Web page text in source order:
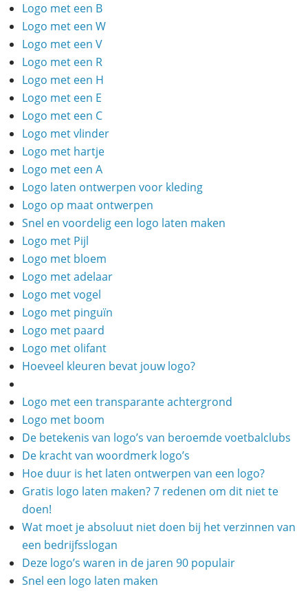
Logo met een B
Logo met een W
Logo met een V
Logo met een R
Logo met een H
Logo met een E
Logo met een C
Logo met vlinder
Logo met hartje
Logo met een A
Logo laten ontwerpen voor kleding
Logo op maat ontwerpen
Snel en voordelig een logo laten maken
Logo met Pijl
Logo met bloem
Logo met adelaar
Logo met vogel
Logo met pinguïn
Logo met paard
Logo met olifant
Hoeveel kleuren bevat jouw logo?
Logo met een transparante achtergrond
Logo met boom
De betekenis van logo’s van beroemde voetbalclubs
De kracht van woordmerk logo’s
Hoe duur is het laten ontwerpen van een logo?
Gratis logo laten maken? 7 redenen om dit niet te
doen!
Wat moet je absoluut niet doen bij het verzinnen van
een bedrijfsslogan
Deze logo’s waren in de jaren 90 populair
Snel een logo laten maken